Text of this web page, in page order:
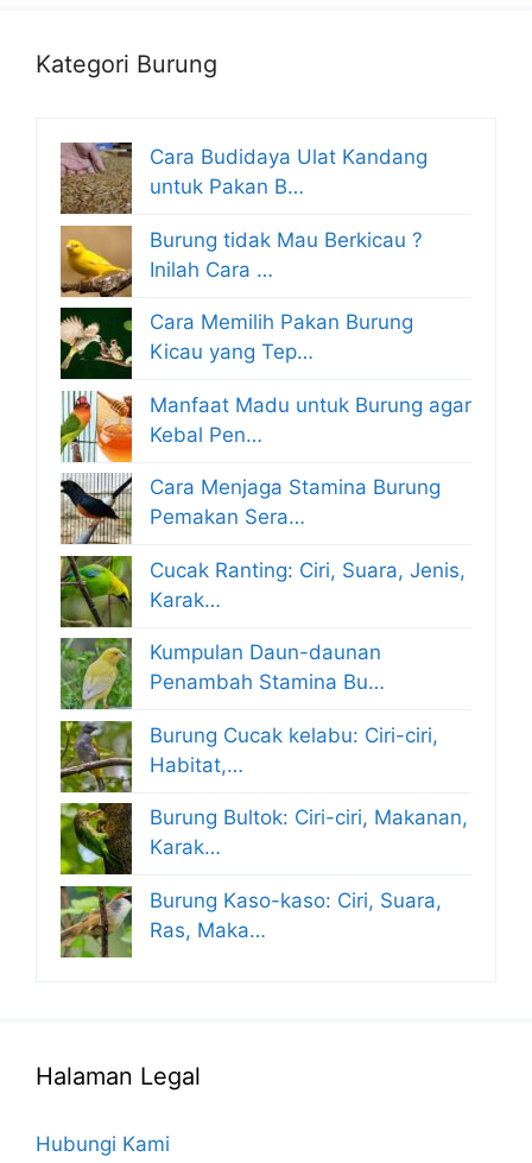
Kategori Burung
Cara Budidaya Ulat Kandang
untuk Pakan B…
Burung tidak Mau Berkicau ?
Inilah Cara …
Cara Memilih Pakan Burung
Kicau yang Tep…
Manfaat Madu untuk Burung agar
Kebal Pen…
Cara Menjaga Stamina Burung
Pemakan Sera…
Cucak Ranting: Ciri, Suara, Jenis,
Karak…
Kumpulan Daun-daunan
Penambah Stamina Bu…
Burung Cucak kelabu: Ciri-ciri,
Habitat,…
Burung Bultok: Ciri-ciri, Makanan,
Karak…
Burung Kaso-kaso: Ciri, Suara,
Ras, Maka…
Halaman Legal
Hubungi Kami